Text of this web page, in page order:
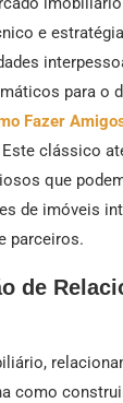
e
para o
Fazer
Este clássico
que
de imóveis
parceiros.
de
como